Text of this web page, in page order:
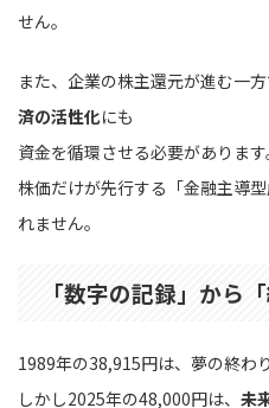
せん。
また、企業の株主還元が進む一方
済の活性化にも
資金を循環させる必要があります
株価だけが先行する「金融主導
れません。
「数字の記録」から
1989年の38,915円は、夢の終わ
しかし2025年の48,000円は、 未